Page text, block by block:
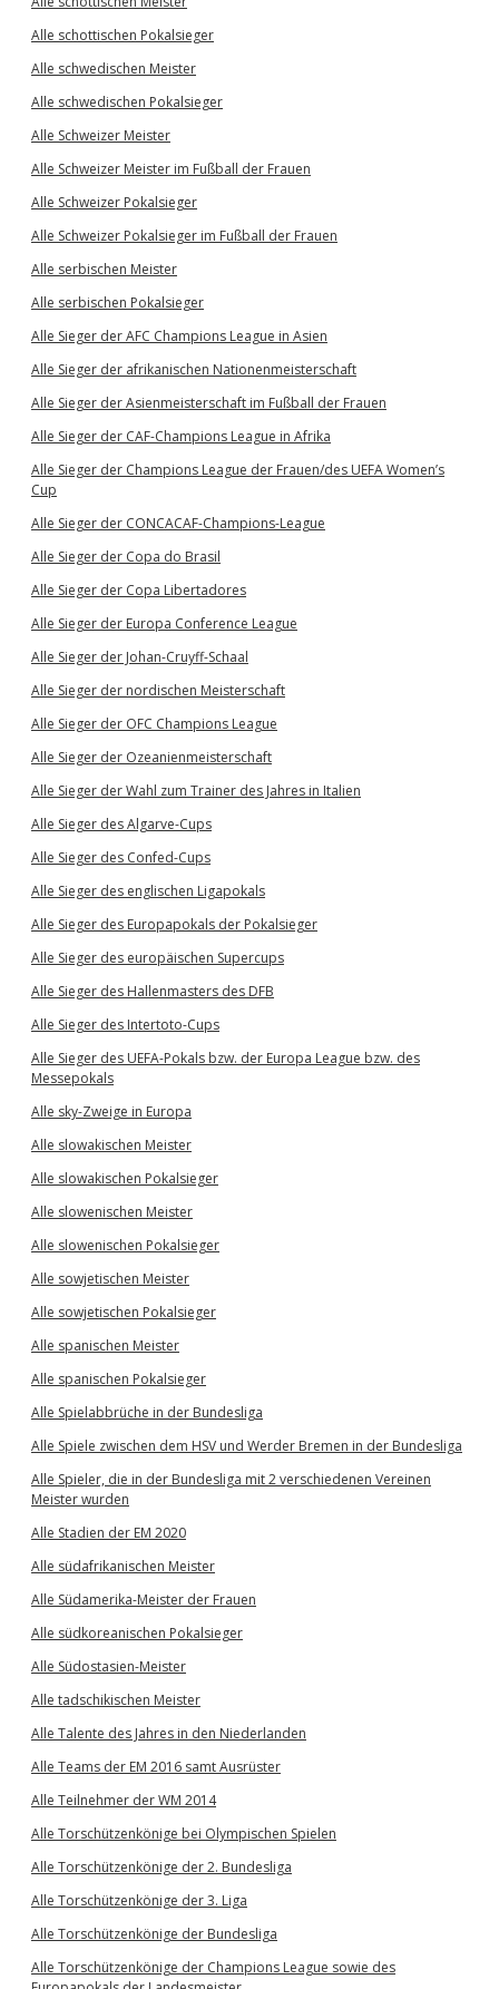
Alle schottischen Pokalsieger
Alle schwedischen Meister
Alle schwedischen Pokalsieger
Alle Schweizer Meister
Alle Schweizer Meister im Fußball der Frauen
Alle Schweizer Pokalsieger
Alle Schweizer Pokalsieger im Fußball der Frauen
Alle serbischen Meister
Alle serbischen Pokalsieger
Alle Sieger der AFC Champions League in Asien
Alle Sieger der afrikanischen Nationenmeisterschaft
Alle Sieger der Asienmeisterschaft im Fußball der Frauen
Alle Sieger der CAF-Champions League in Afrika
Alle Sieger der Champions League der Frauen/des UEFA Women’s
Cup
Alle Sieger der CONCACAF-Champions-League
Alle Sieger der Copa do Brasil
Alle Sieger der Copa Libertadores
Alle Sieger der Europa Conference League
Alle Sieger der Johan-Cruyff-Schaal
Alle Sieger der nordischen Meisterschaft
Alle Sieger der OFC Champions League
Alle Sieger der Ozeanienmeisterschaft
Alle Sieger der Wahl zum Trainer des Jahres in Italien
Alle Sieger des Algarve-Cups
Alle Sieger des Confed-Cups
Alle Sieger des englischen Ligapokals
Alle Sieger des Europapokals der Pokalsieger
Alle Sieger des europäischen Supercups
Alle Sieger des Hallenmasters des DFB
Alle Sieger des Intertoto-Cups
Alle Sieger des UEFA-Pokals bzw. der Europa League bzw. des
Messepokals
Alle sky-Zweige in Europa
Alle slowakischen Meister
Alle slowakischen Pokalsieger
Alle slowenischen Meister
Alle slowenischen Pokalsieger
Alle sowjetischen Meister
Alle sowjetischen Pokalsieger
Alle spanischen Meister
Alle spanischen Pokalsieger
Alle Spielabbrüche in der Bundesliga
Alle Spiele zwischen dem HSV und Werder Bremen in der Bundesliga
Alle Spieler, die in der Bundesliga mit 2 verschiedenen Vereinen
Meister wurden
Alle Stadien der EM 2020
Alle südafrikanischen Meister
Alle Südamerika-Meister der Frauen
Alle südkoreanischen Pokalsieger
Alle Südostasien-Meister
Alle tadschikischen Meister
Alle Talente des Jahres in den Niederlanden
Alle Teams der EM 2016 samt Ausrüster
Alle Teilnehmer der WM 2014
Alle Torschützenkönige bei Olympischen Spielen
Alle Torschützenkönige der 2. Bundesliga
Alle Torschützenkönige der 3. Liga
Alle Torschützenkönige der Bundesliga
Alle Torschützenkönige der Champions League sowie des